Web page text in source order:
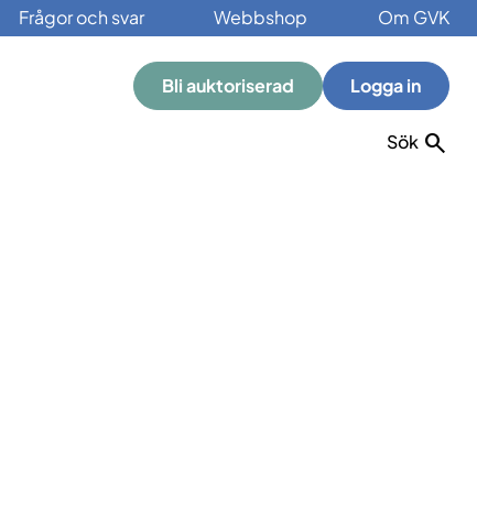
Frågor och svar Webbshop Om GVK
Bli auktoriserad Logga in
Sök